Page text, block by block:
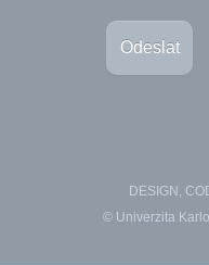
Odeslat
DESIGN,
© Univerzita